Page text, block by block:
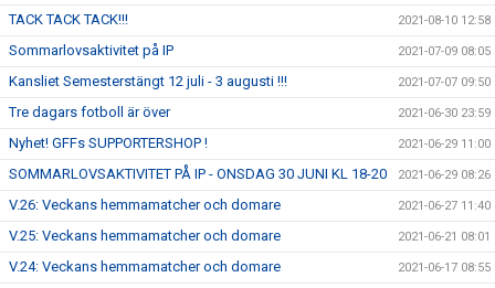
TACK TACK TACK!!! 2021-08-10 12:58
Sommarlovsaktivitet på IP 2021-07-09 08:05
Kansliet Semesterstängt 12 juli - 3 augusti !!! 2021-07-07 09:50
Tre dagars fotboll är över 2021-06-30 23:59
Nyhet! GFFs SUPPORTERSHOP ! 2021-06-29 11:00
SOMMARLOVSAKTIVITET PÅ IP - ONSDAG 30 JUNI KL 18-20 2021-06-29 08:26
V.26: Veckans hemmamatcher och domare 2021-06-27 11:40
V.25: Veckans hemmamatcher och domare 2021-06-21 08:01
V.24: Veckans hemmamatcher och domare 2021-06-17 08:55